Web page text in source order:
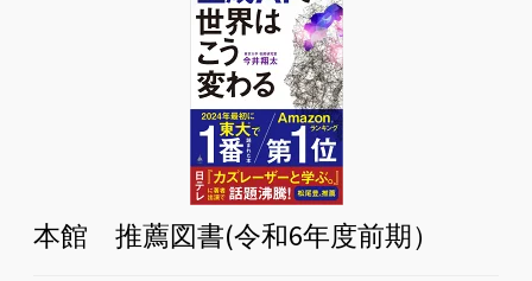
本館 推薦図書(令和6年度前期）